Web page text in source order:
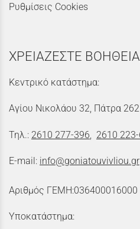
Ρυθμίσεις Cookies
ΧΡΕΙΑΖΕΣΤΕ
Κεντρικό κατάστημα:
Αγίου Νικολάου 32, Πάτρα 262
Τηλ.: 2610 277-396 2610
E-mail: info@goniatouvivliou.gr
Αριθμός ΓΕΜΗ:036400016000
Υποκατάστημα: